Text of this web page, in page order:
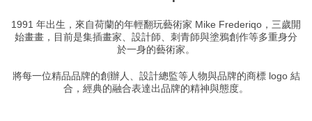
1991 年出生，來自荷蘭的年輕翻玩藝術家 Mike Frederiqo，三歲開
始畫畫，目前是集插畫家、設計師、刺青師與塗鴉創作等多重身分
於一身的藝術家。
將每一位精品品牌的創辦人、設計總監等人物與品牌的商標 logo 結
合，經典的融合表達出品牌的精神與態度。